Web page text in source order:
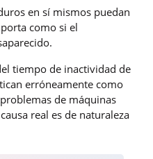
en sí mismos puedan
como si el
tiempo de inactividad de
erróneamente como
de máquinas
real es de naturaleza